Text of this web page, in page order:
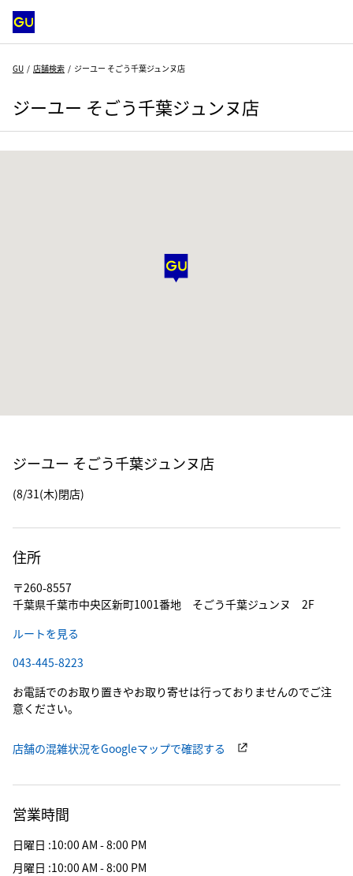
GU 店舗検索 ジーユー そごう千葉ジュンヌ店
ジーユー そごう千葉ジュンヌ店
ジーユー そごう千葉ジュンヌ店
(8/31(木)閉店)
住所
〒260-8557
千葉県千葉市中央区新町1001番地 そごう千葉ジュンヌ 2F
ルートを見る
043-445-8223
お電話でのお取り置きやお取り寄せは行っておりませんのでご注
意ください。
店舗の混雑状況をGoogleマップで確認する
営業時間
日曜日 :10:00 AM - 8:00 PM
月曜日 :10:00 AM - 8:00 PM